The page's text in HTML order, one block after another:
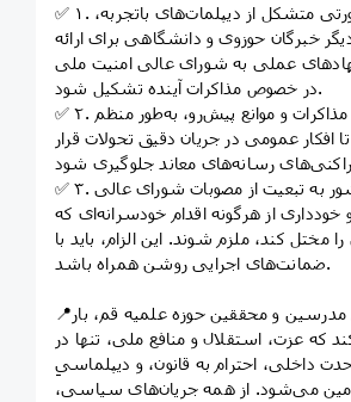
✅ ۱. کارگروه مشورتی متشکل از دیپلمات‌های باتجربه،
دیگر خبرگان حوزوی و دانشگاهی برای ارائه
عملی به شورای عالی امنیت ملی
در خصوص مذاکرات آینده تشکیل شود.
✅ ۲. دولت درباره روند مذاکرات و موانع پیش‌رو، به‌طور منظم
عمومی در جریان دقیق تحولات قرار
✅ ۳. همه نهادهای کشور به تبعیت از مصوبات شورای عالی
از هرگونه اقدام خودسرانه‌ای که
مختل کند، ملزم شوند. این الزام، باید با
ضمانت‌های اجرایی روشن همراه باشد.
📍در پایان، مجمع مدرسین و محققین حوزه علمیه قم، بار
که عزت، استقلال و منافع ملی، تنها در
داخلی، احترام به قانون، و دیپلماسیِ
می‌شود. از همه جریان‌های سیاسی،